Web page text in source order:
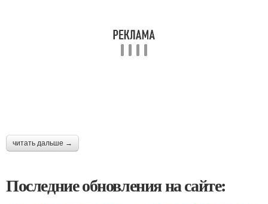
читать дальше →
Последние обновления на сайте: